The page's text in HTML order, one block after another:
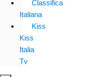
Classifica
Italiana
Kiss
Kiss
Italia
Tv